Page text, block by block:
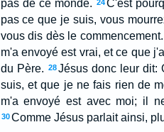
pas de ce monde. 24C'est
pas ce que je suis, vous
vous dis dès le commencement.
m'a envoyé est vrai, et ce que
du Père. 28Jésus donc leur dit:
suis, et que je ne fais rien de
m'a envoyé est avec moi; il
30 Comme Jésus parlait ainsi,